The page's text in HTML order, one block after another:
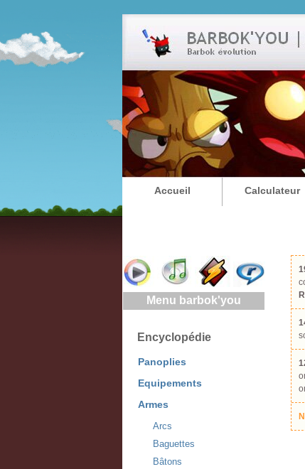
Accueil Calculateur
Menu barbok'you
Encyclopédie
Panoplies
Equipements
Armes
Arcs
Baguettes
Bâtons